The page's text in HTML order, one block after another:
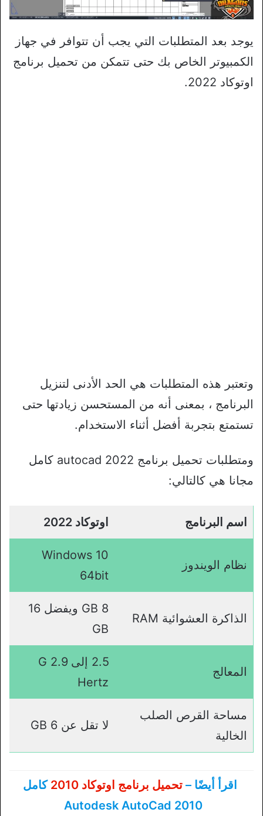
يوجد بعد المتطلبات التي يجب أن تتوافر في جهاز
الكمبيوتر الخاص بك حتى تتمكن من تحميل برنامج
اوتوكاد 2022.
وتعتبر هذه المتطلبات هي الحد الأدنى لتنزيل
البرنامج ، بمعنى أنه من المستحسن زيادتها حتى
تستمتع بتجربة أفضل أثناء الاستخدام.
ومتطلبات تحميل برنامج autocad 2022 كامل
مجانا هي كالتالي:
اسم البرنامج اوتوكاد 2022
نظام الويندوز
Windows 10
64bit
الذاكرة العشوائية RAM
8 GB ويفضل 16
GB
المعالج
2.5 إلى 2.9 G
Hertz
مساحة القرص الصلب
الخالية
لا تقل عن 6 GB
اقرأ أيضًا – تحميل برنامج اوتوكاد 2010
كامل
Autodesk AutoCad 2010